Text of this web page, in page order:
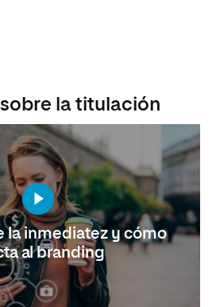
la titulación
la inmediatez y cómo
al branding